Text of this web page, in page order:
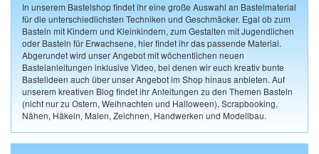
In unserem Bastelshop findet ihr eine große Auswahl an Bastelmaterial
für die unterschiedlichsten Techniken und Geschmäcker. Egal ob zum
Basteln mit Kindern und Kleinkindern, zum Gestalten mit Jugendlichen
oder Basteln für Erwachsene, hier findet ihr das passende Material.
Abgerundet wird unser Angebot mit wöchentlichen neuen
Bastelanleitungen inklusive Video, bei denen wir euch kreativ bunte
Bastelideen auch über unser Angebot im Shop hinaus anbieten. Auf
unserem kreativen Blog findet ihr Anleitungen zu den Themen Basteln
(nicht nur zu Ostern, Weihnachten und Halloween), Scrapbooking,
Nähen, Häkeln, Malen, Zeichnen, Handwerken und Modellbau.